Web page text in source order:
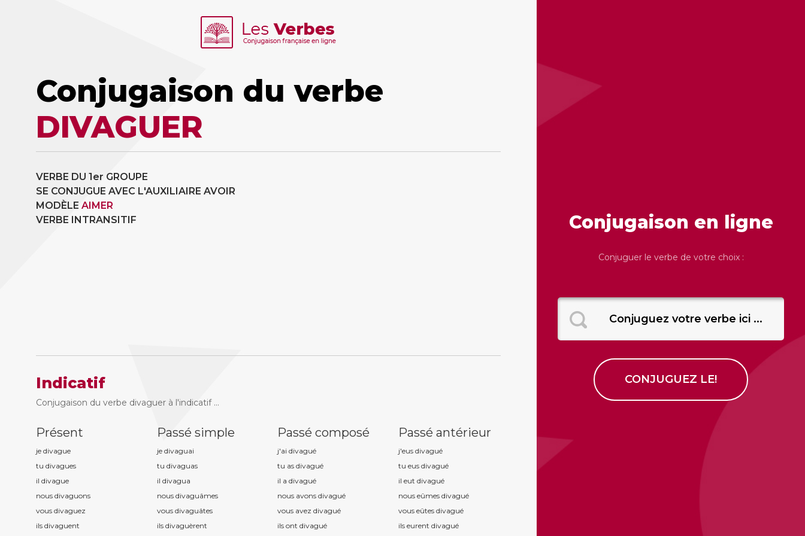
Conjugaison du verbe
DIVAGUER
VERBE DU 1er GROUPE
SE CONJUGUE AVEC L'AUXILIAIRE AVOIR
MODÈLE AIMER
VERBE INTRANSITIF
Indicatif
Conjugaison du verbe divaguer à l'indicatif ...
Présent
je divague
tu divagues
il divague
nous divaguons
vous divaguez
ils divaguent
Passé simple
je divaguai
tu divaguas
il divagua
nous divaguâmes
vous divaguâtes
ils divaguèrent
Passé composé
j'ai divagué
tu as divagué
il a divagué
nous avons divagué
vous avez divagué
ils ont divagué
Passé antérieur
j'eus divagué
tu eus divagué
il eut divagué
nous eûmes divagué
vous eûtes divagué
ils eurent divagué
Conjugaison en ligne
Conjuguer le verbe de votre choix :